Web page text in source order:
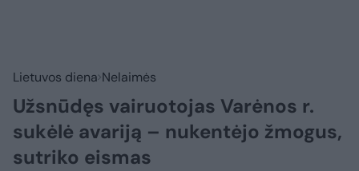
Lietuvos diena Nelaimės
Užsnūdęs vairuotojas Varėnos r.
sukėlė avariją – nukentėjo žmogus,
sutriko eismas